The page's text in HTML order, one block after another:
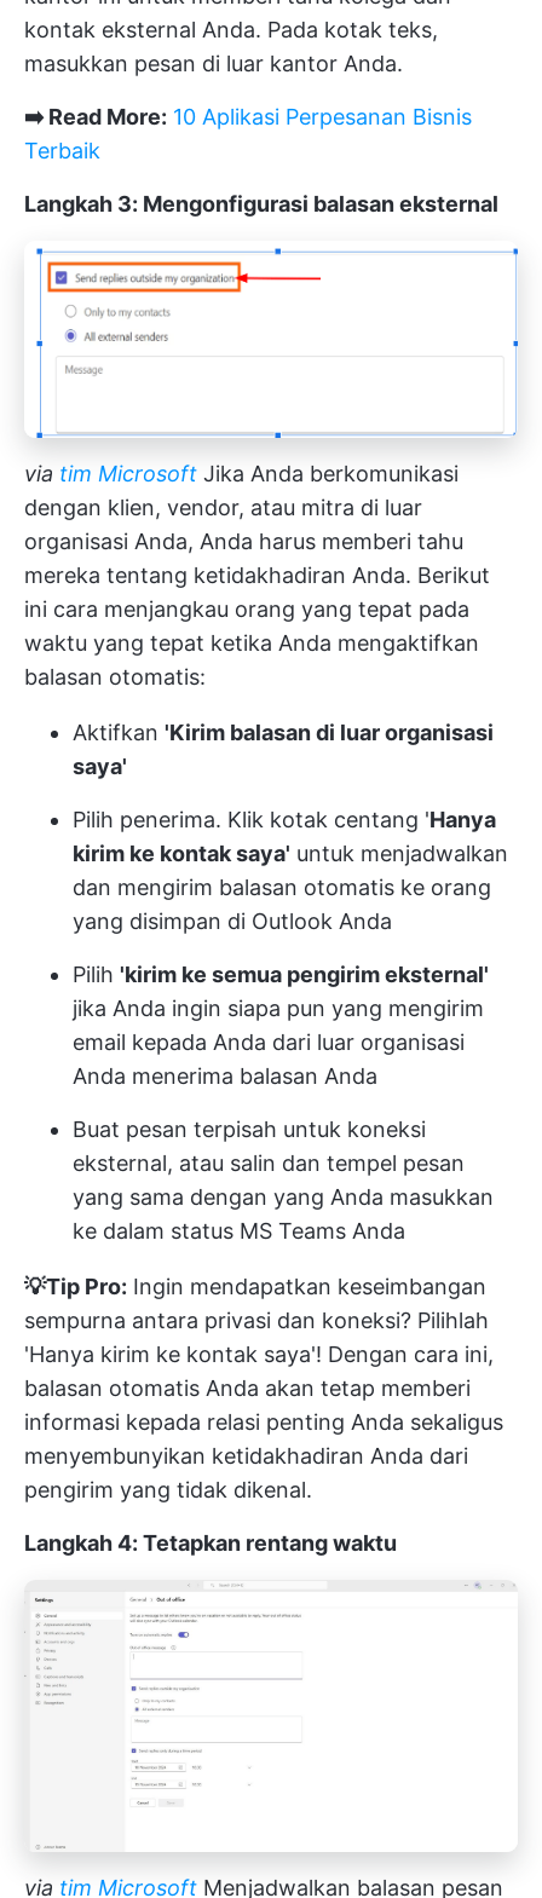
kontak eksternal Anda. Pada kotak teks,
masukkan pesan di luar kantor Anda.
➡️ Read More: 10 Aplikasi Perpesanan Bisnis
Terbaik
Langkah 3: Mengonfigurasi balasan eksternal
via tim Microsoft Jika Anda berkomunikasi
dengan klien, vendor, atau mitra di luar
organisasi Anda, Anda harus memberi tahu
mereka tentang ketidakhadiran Anda. Berikut
ini cara menjangkau orang yang tepat pada
waktu yang tepat ketika Anda mengaktifkan
balasan otomatis:
Aktifkan 'Kirim balasan di luar organisasi
saya'
Pilih penerima. Klik kotak centang 'Hanya
kirim ke kontak saya' untuk menjadwalkan
dan mengirim balasan otomatis ke orang
yang disimpan di Outlook Anda
Pilih 'kirim ke semua pengirim eksternal'
jika Anda ingin siapa pun yang mengirim
email kepada Anda dari luar organisasi
Anda menerima balasan Anda
Buat pesan terpisah untuk koneksi
eksternal, atau salin dan tempel pesan
yang sama dengan yang Anda masukkan
ke dalam status MS Teams Anda
💡Tip Pro: Ingin mendapatkan keseimbangan
sempurna antara privasi dan koneksi? Pilihlah
'Hanya kirim ke kontak saya'! Dengan cara ini,
balasan otomatis Anda akan tetap memberi
informasi kepada relasi penting Anda sekaligus
menyembunyikan ketidakhadiran Anda dari
pengirim yang tidak dikenal.
Langkah 4: Tetapkan rentang waktu
via tim Microsoft Menjadwalkan balasan pesan